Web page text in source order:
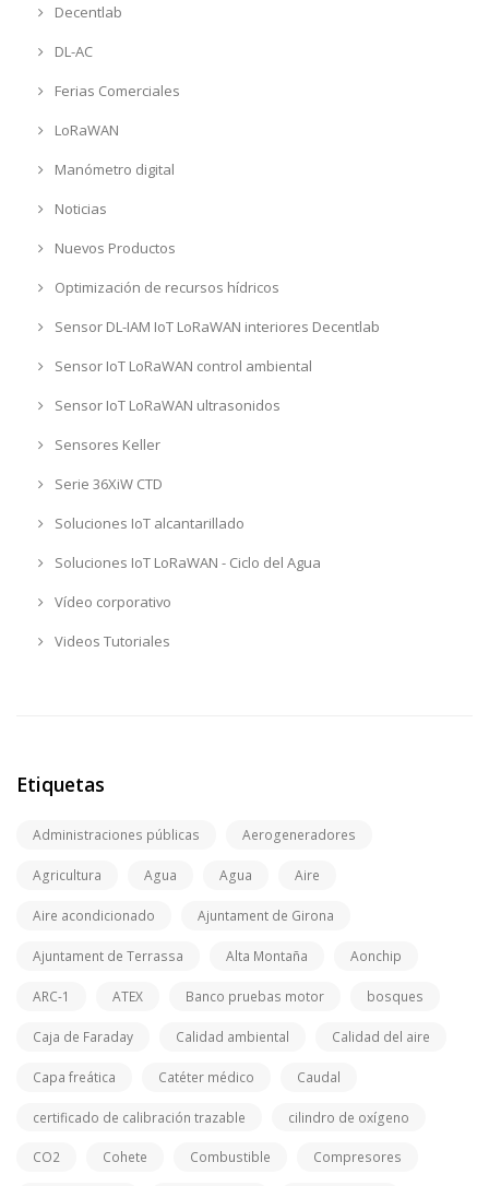
Decentlab
DL-AC
Ferias Comerciales
LoRaWAN
Manómetro digital
Noticias
Nuevos Productos
Optimización de recursos hídricos
Sensor DL-IAM IoT LoRaWAN interiores Decentlab
Sensor IoT LoRaWAN control ambiental
Sensor IoT LoRaWAN ultrasonidos
Sensores Keller
Serie 36XiW CTD
Soluciones IoT alcantarillado
Soluciones IoT LoRaWAN - Ciclo del Agua
Vídeo corporativo
Videos Tutoriales
Etiquetas
Administraciones públicas Aerogeneradores
Agricultura Agua Agua Aire
Aire acondicionado Ajuntament de Girona
Ajuntament de Terrassa Alta Montaña Aonchip
ARC-1 ATEX Banco pruebas motor bosques
Caja de Faraday Calidad ambiental Calidad del aire
Capa freática Catéter médico Caudal
certificado de calibración trazable cilindro de oxígeno
CO2 Cohete Combustible Compresores